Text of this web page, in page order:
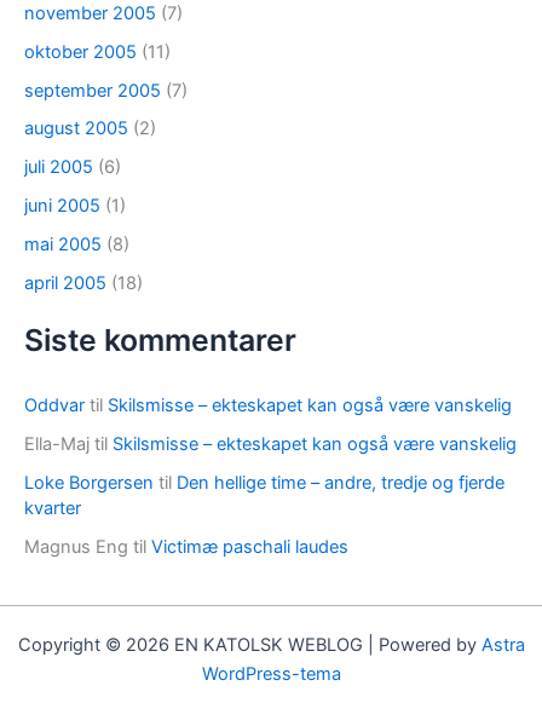
november 2005 (7)
oktober 2005 (11)
september 2005 (7)
august 2005 (2)
juli 2005 (6)
juni 2005 (1)
mai 2005 (8)
april 2005 (18)
Siste kommentarer
Oddvar til Skilsmisse – ekteskapet kan også være vanskelig
Ella-Maj til Skilsmisse – ekteskapet kan også være vanskelig
Loke Borgersen til Den hellige time – andre, tredje og fjerde
kvarter
Magnus Eng til Victimæ paschali laudes
Copyright © 2026 EN KATOLSK WEBLOG | Powered by Astra
WordPress-tema